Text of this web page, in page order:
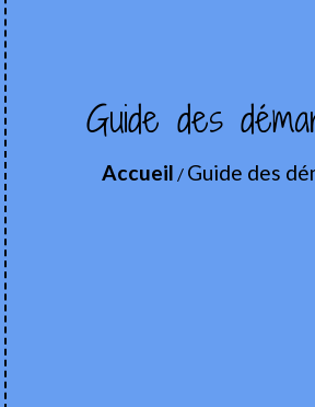
Guide des
Accueil / Guide des